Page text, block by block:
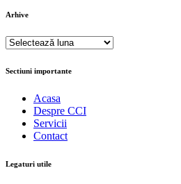
Arhive
Arhive
Sectiuni importante
Acasa
Despre CCI
Servicii
Contact
Legaturi utile